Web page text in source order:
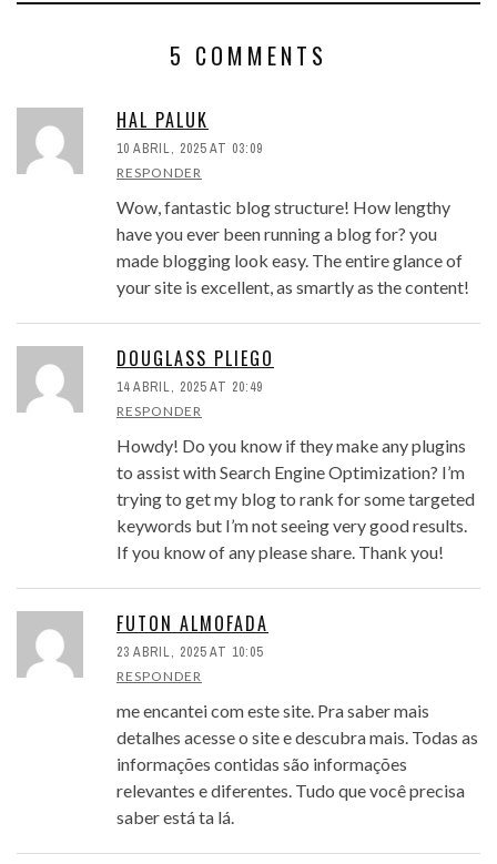
5 COMMENTS
HAL PALUK
10 ABRIL, 2025 AT 03:09
RESPONDER
Wow, fantastic blog structure! How lengthy
have you ever been running a blog for? you
made blogging look easy. The entire glance of
your site is excellent, as smartly as the content!
DOUGLASS PLIEGO
14 ABRIL, 2025 AT 20:49
RESPONDER
Howdy! Do you know if they make any plugins
to assist with Search Engine Optimization? I’m
trying to get my blog to rank for some targeted
keywords but I’m not seeing very good results.
If you know of any please share. Thank you!
FUTON ALMOFADA
23 ABRIL, 2025 AT 10:05
RESPONDER
me encantei com este site. Pra saber mais
detalhes acesse o site e descubra mais. Todas as
informações contidas são informações
relevantes e diferentes. Tudo que você precisa
saber está ta lá.